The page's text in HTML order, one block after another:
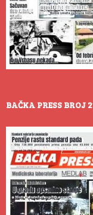
BAČKA PRESS BROJ